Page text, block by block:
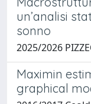
un’analisi
sonno
2025/2026
Maximin
graphical